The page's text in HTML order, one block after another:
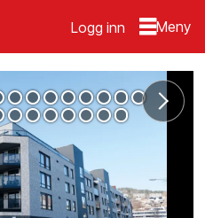
Logg inn